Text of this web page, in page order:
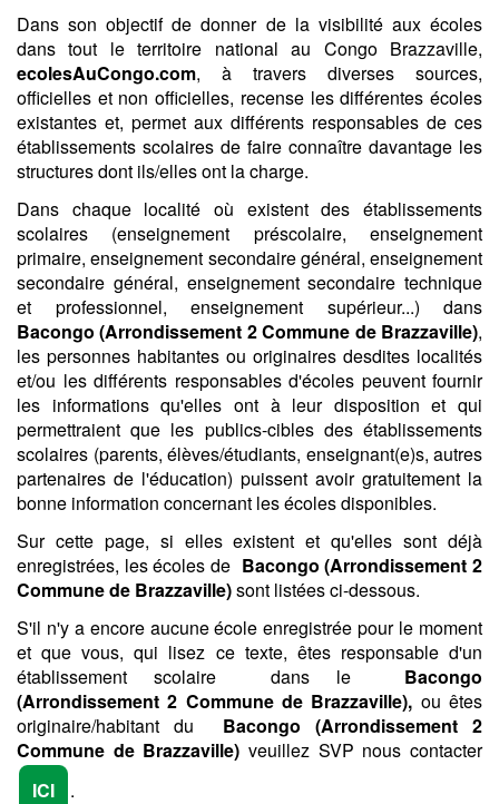
Dans son objectif de donner de la visibilité aux écoles
dans tout le territoire national au Congo Brazzaville,
ecolesAuCongo.com, à travers diverses sources,
officielles et non officielles, recense les différentes écoles
existantes et, permet aux différents responsables de ces
établissements scolaires de faire connaître davantage les
structures dont ils/elles ont la charge.
Dans chaque localité où existent des établissements
scolaires (enseignement préscolaire, enseignement
primaire, enseignement secondaire général, enseignement
secondaire général, enseignement secondaire technique
et professionnel, enseignement supérieur...) dans
Bacongo (Arrondissement 2 Commune de Brazzaville),
les personnes habitantes ou originaires desdites localités
et/ou les différents responsables d'écoles peuvent fournir
les informations qu'elles ont à leur disposition et qui
permettraient que les publics-cibles des établissements
scolaires (parents, élèves/étudiants, enseignant(e)s, autres
partenaires de l'éducation) puissent avoir gratuitement la
bonne information concernant les écoles disponibles.
Sur cette page, si elles existent et qu'elles sont déjà
enregistrées, les écoles de Bacongo (Arrondissement 2
Commune de Brazzaville)sont listées ci-dessous.
S'il n'y a encore aucune école enregistrée pour le moment
et que vous, qui lisez ce texte, êtes responsable d'un
établissement scolaire dans le
Bacongo
(Arrondissement 2 Commune de Brazzaville), ou êtes
originaire/habitant du
Bacongo (Arrondissement 2
Commune de Brazzaville) veuillez SVP nous contacter
ICI
.